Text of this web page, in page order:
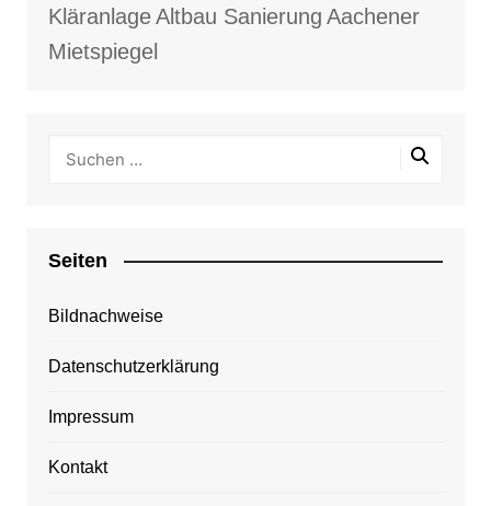
KläranlageAltbau Sanierung Aachener
Mietspiegel
Seiten
Bildnachweise
Datenschutzerklärung
Impressum
Kontakt